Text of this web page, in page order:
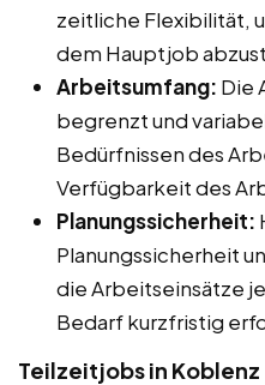
zeitliche Flexibilität,
dem Hauptjob
Arbeitsumfang: Die
begrenzt und
Bedürfnissen des
Verfügbarkeit des
Planungssicherheit:
Planungssicherheit
die Arbeitseinsätze
Bedarf kurzfristig
Teilzeitjobs in Koblenz